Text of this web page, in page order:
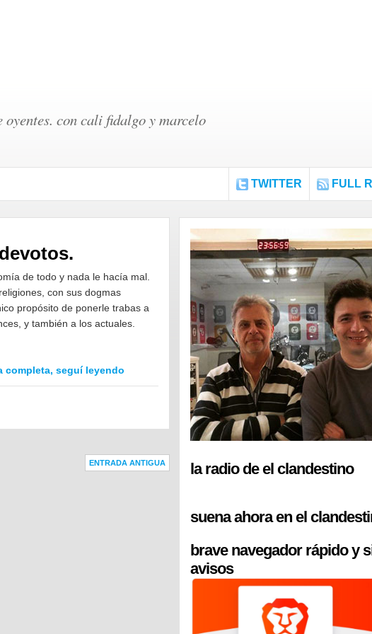
con cali fidalgo y marcelo
TWITTER FULL
de todo y nada le hacía mal.
con sus dogmas
propósito de ponerle trabas a
y también a los actuales.
completa, seguí leyendo
ENTRADA ANTIGUA la radio de el clandestino
suena ahora en el
brave navegador rápido y
avisos